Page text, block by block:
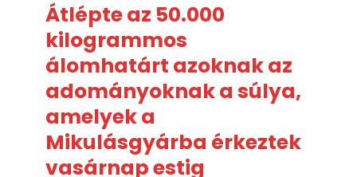
Átlépte az 50.000
kilogrammos
álomhatárt azoknak az
adományoknak a súlya,
amelyek a
Mikulásgyárba érkeztek
vasárnap estig